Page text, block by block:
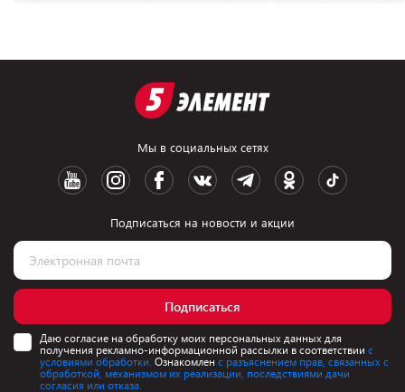
Мы в социальных сетях
Подписаться на новости и акции
Подписаться
Даю согласие на обработку моих персональных данных для
получения рекламно-информационной рассылки в соответствии с
условиями обработки. Ознакомлен с разъяснением прав, связанных с
обработкой, механизмом их реализации, последствиями дачи
согласия или отказа.